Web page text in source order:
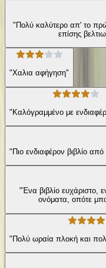
"Πολύ καλύτερο απ' το
επίσης
"Χαλια αφήγηση"
"Καλόγραμμένο με
"Πιο ενδιαφέρον βιβλίο
"Ένα βιβλίο ευχάριστο,
ονόματα, οπότε
"Πολύ ωραία πλοκή και